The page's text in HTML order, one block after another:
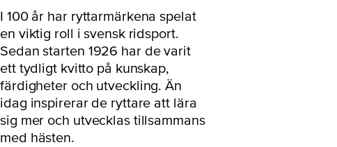
I 100 år har ryttarmärkena spelat
en viktig roll i svensk ridsport.
Sedan starten 1926 har de varit
ett tydligt kvitto på kunskap,
färdigheter och utveckling. Än
idag inspirerar de ryttare att lära
sig mer och utvecklas tillsammans
med hästen.